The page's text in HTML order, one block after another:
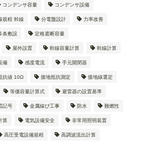
コンデンサ容量 コンデンサ設備
規程 幹線 分電盤設計 力率改善
条敷設 定格遮断容量
屋外設置 幹線容量計算 幹線計算
備 感度電流 手元開閉器
抗値 10Ω 接地抵抗測定 接地線選定
等価容量計算式 避雷器の設置基準
記号 金属線ぴ工事 防水 難燃性
算 電気設備安全 非常用照明装置
高圧受電設備規程 高調波流出計算